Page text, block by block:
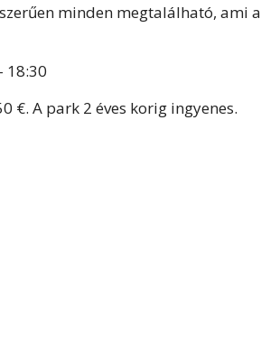
minden megtalálható, ami a
18:30
€. A park 2 éves korig ingyenes.